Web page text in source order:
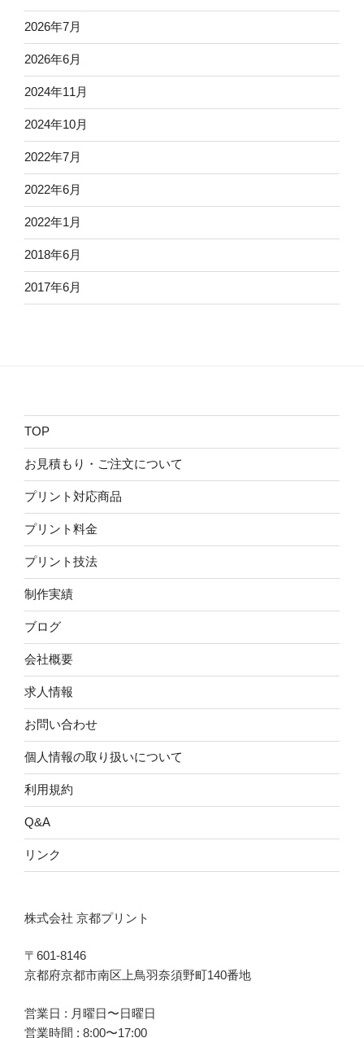
2026年7月
2026年6月
2024年11月
2024年10月
2022年7月
2022年6月
2022年1月
2018年6月
2017年6月
TOP
お見積もり・ご注文について
プリント対応商品
プリント料金
プリント技法
制作実績
ブログ
会社概要
求人情報
お問い合わせ
個人情報の取り扱いについて
利用規約
Q&A
リンク
株式会社 京都プリント
〒601-8146
京都府京都市南区上鳥羽奈須野町140番地
営業日 : 月曜日〜日曜日
営業時間 : 8:00〜17:00